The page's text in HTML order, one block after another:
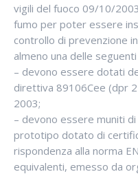
vigili del fuoco 09/10/
fumo per poter essere
controllo di prevenzione
almeno una delle
– devono essere dotati
direttiva 89106Cee (dpr
2003;
– devono essere muniti
prototipo dotato di
rispondenza alla norma
equivalenti, emesso da